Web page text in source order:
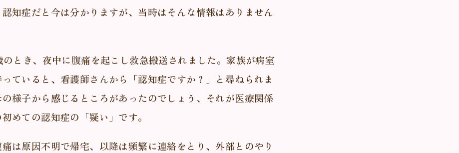
認知症だと今は分かりますが、当時はそんな情報はありません
のとき、夜中に腹痛を起こし救急搬送されました。家族が病室
ていると、看護師さんから「認知症ですか？」と尋ねられま
の様子から感じるところがあったのでしょう、それが医療関係
めての認知症の「疑い」です。
は原因不明で帰宅、以降は頻繁に連絡をとり、外部とのやり